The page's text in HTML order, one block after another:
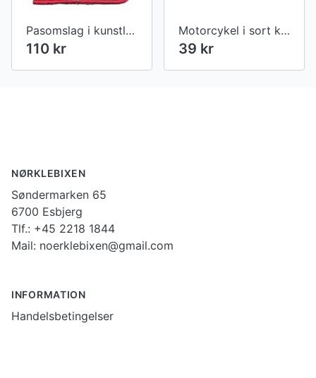
Pasomslag i kunstlæder med motiv
110 kr
Motorcykel i sort kunstlæder
39 kr
NØRKLEBIXEN
Søndermarken 65
6700 Esbjerg
Tlf.: +45 2218 1844
Mail: noerklebixen@gmail.com
INFORMATION
Handelsbetingelser